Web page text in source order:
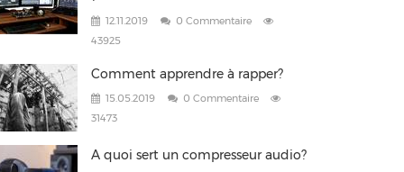
12.11.2019
0 Commentaire
43925
Comment apprendre à rapper?
15.05.2019
0 Commentaire
31473
A quoi sert un compresseur audio?